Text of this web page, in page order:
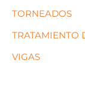
TORNEADOS
TRATAMIENTO
VIGAS